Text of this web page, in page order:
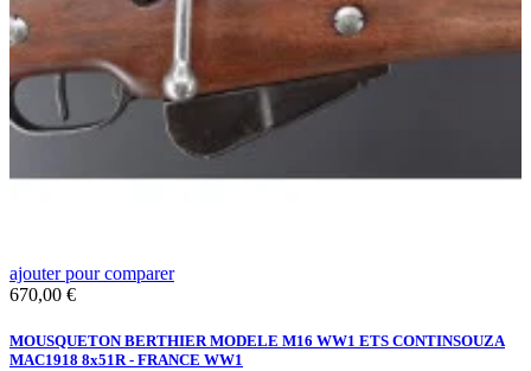
ajouter pour comparer
Prix
670,00 €
MOUSQUETON BERTHIER MODELE M16 WW1 ETS CONTINSOUZA
MAC1918 8x51R - FRANCE WW1